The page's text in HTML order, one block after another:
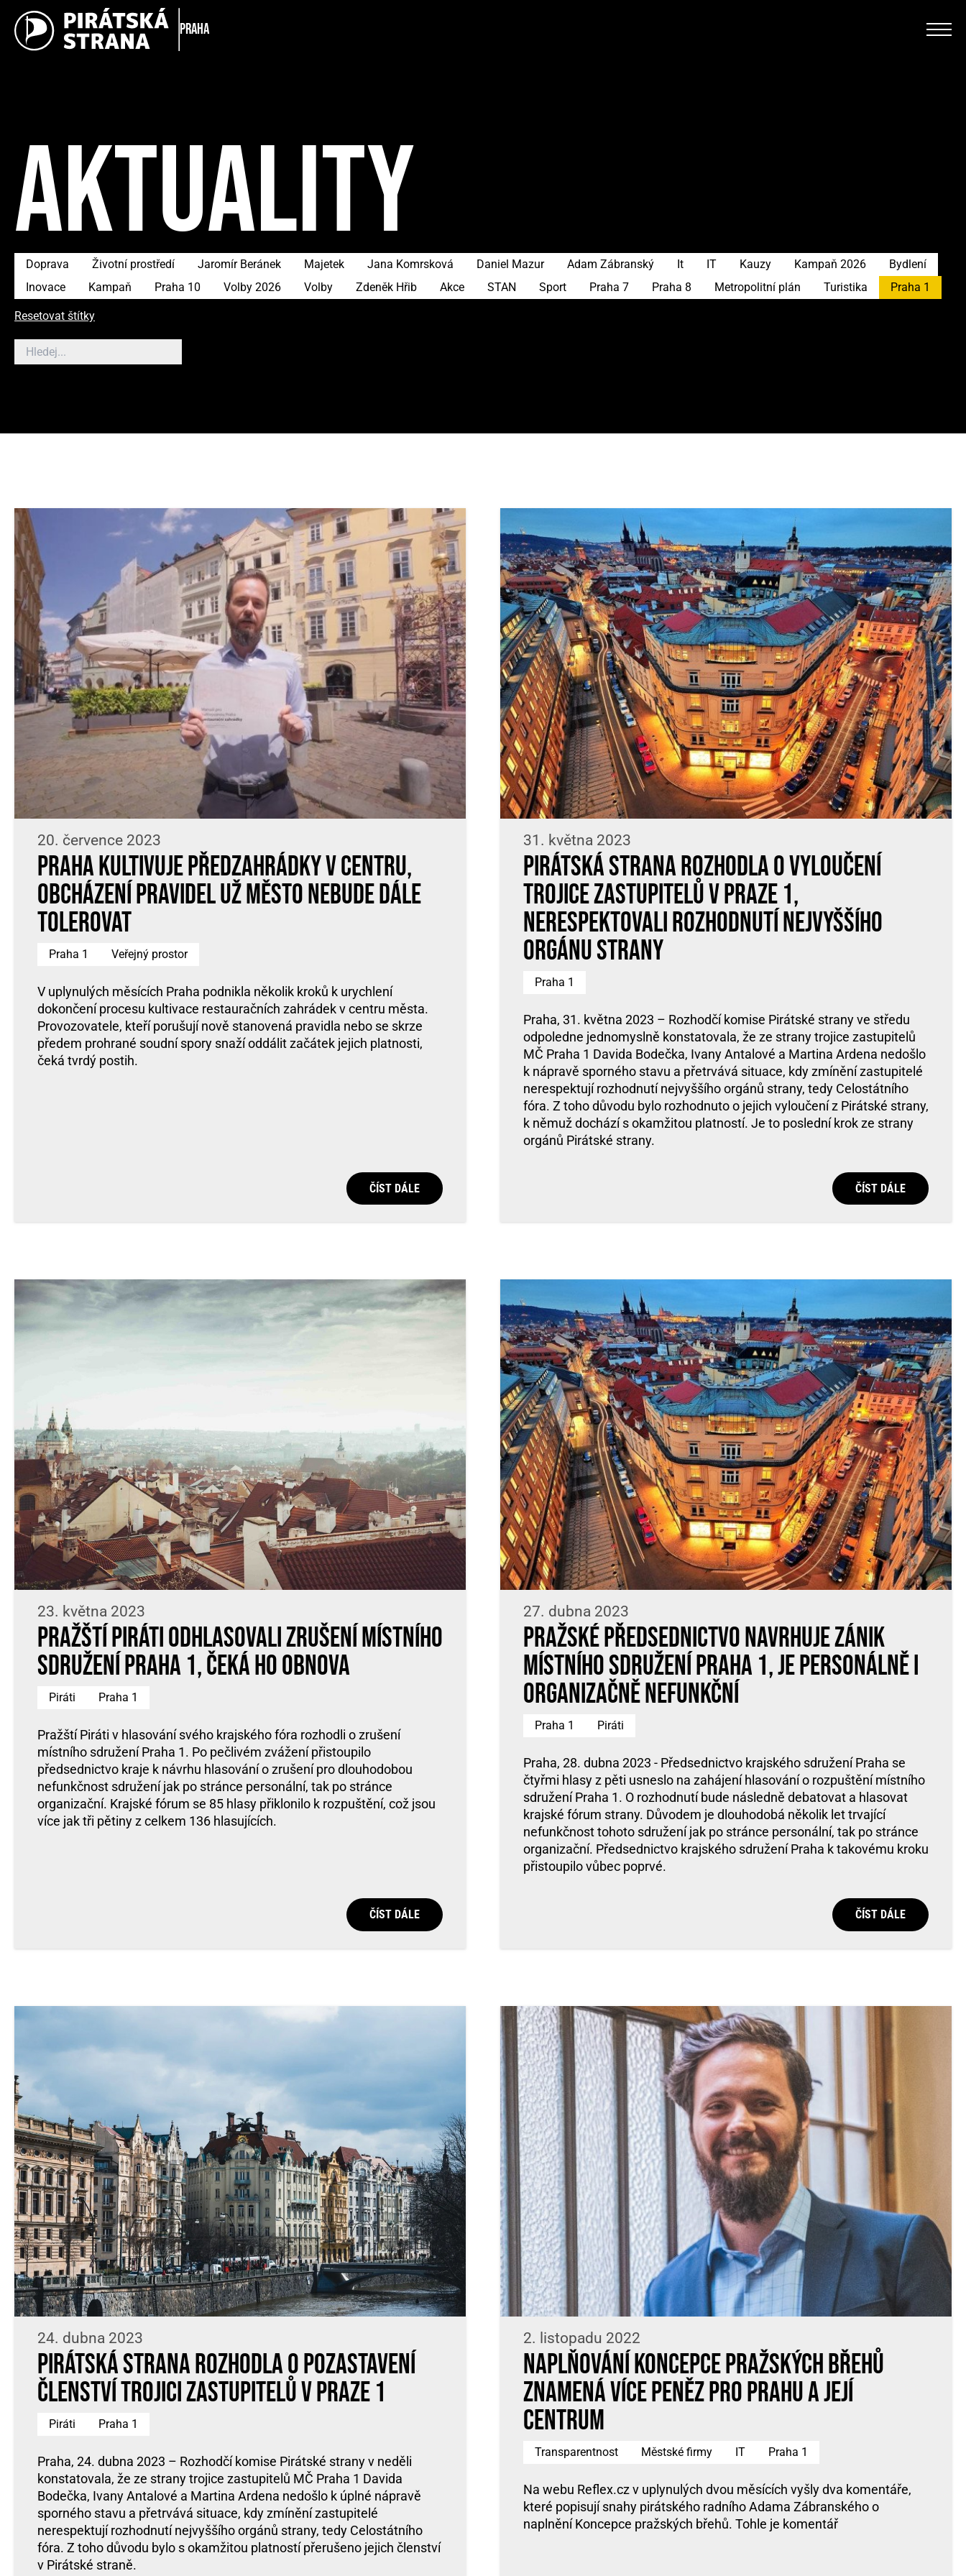
Praha
AKTUALITY
Doprava Životní prostředí Jaromír Beránek Majetek Jana Komrsková Daniel Mazur Adam Zábranský It IT Kauzy Kampaň 2026
Bydlení
Inovace
Kampaň Praha 10 Volby 2026 Volby Zdeněk Hřib Akce STAN Sport Praha 7 Praha 8 Metropolitní plán Turistika Praha 1
Resetovat štítky
20. července 2023
Praha kultivuje předzahrádky v centru,
obcházení pravidel už město nebude dále
tolerovat
Praha 1 Veřejný prostor
V uplynulých měsících Praha podnikla několik kroků k urychlení
dokončení procesu kultivace restauračních zahrádek v centru města.
Provozovatele, kteří porušují nově stanovená pravidla nebo se skrze
předem prohrané soudní spory snaží oddálit začátek jejich platnosti,
čeká tvrdý postih.
ČÍST DÁLE
31. května 2023
Pirátská strana rozhodla o vyloučení
trojice zastupitelů v Praze 1,
nerespektovali rozhodnutí nejvyššího
orgánu strany
Praha 1
Praha, 31. května 2023 – Rozhodčí komise Pirátské strany ve středu
odpoledne jednomyslně konstatovala, že ze strany trojice zastupitelů
MČ Praha 1 Davida Bodečka, Ivany Antalové a Martina Ardena nedošlo
k nápravě sporného stavu a přetrvává situace, kdy zmínění zastupitelé
nerespektují rozhodnutí nejvyššího orgánů strany, tedy Celostátního
fóra. Z toho důvodu bylo rozhodnuto o jejich vyloučení z Pirátské strany,
k němuž dochází s okamžitou platností. Je to poslední krok ze strany
orgánů Pirátské strany.
ČÍST DÁLE
23. května 2023
Pražští Piráti odhlasovali zrušení místního
sdružení Praha 1, čeká ho obnova
Piráti Praha 1
Pražští Piráti v hlasování svého krajského fóra rozhodli o zrušení
místního sdružení Praha 1. Po pečlivém zvážení přistoupilo
předsednictvo kraje k návrhu hlasování o zrušení pro dlouhodobou
nefunkčnost sdružení jak po stránce personální, tak po stránce
organizační. Krajské fórum se 85 hlasy přiklonilo k rozpuštění, což jsou
více jak tři pětiny z celkem 136 hlasujících.
ČÍST DÁLE
27. dubna 2023
Pražské předsednictvo navrhuje zánik
místního sdružení Praha 1, je personálně i
organizačně nefunkční
Praha 1 Piráti
Praha, 28. dubna 2023 - Předsednictvo krajského sdružení Praha se
čtyřmi hlasy z pěti usneslo na zahájení hlasování o rozpuštění místního
sdružení Praha 1. O rozhodnutí bude následně debatovat a hlasovat
krajské fórum strany. Důvodem je dlouhodobá několik let trvající
nefunkčnost tohoto sdružení jak po stránce personální, tak po stránce
organizační. Předsednictvo krajského sdružení Praha k takovému kroku
přistoupilo vůbec poprvé.
ČÍST DÁLE
24. dubna 2023
Pirátská strana rozhodla o pozastavení
členství trojici zastupitelů v Praze 1
Piráti Praha 1
Praha, 24. dubna 2023 – Rozhodčí komise Pirátské strany v neděli
konstatovala, že ze strany trojice zastupitelů MČ Praha 1 Davida
Bodečka, Ivany Antalové a Martina Ardena nedošlo k úplné nápravě
sporného stavu a přetrvává situace, kdy zmínění zastupitelé
nerespektují rozhodnutí nejvyššího orgánů strany, tedy Celostátního
fóra. Z toho důvodu bylo s okamžitou platností přerušeno jejich členství
v Pirátské straně.
2. listopadu 2022
Naplňování Koncepce pražských břehů
znamená více peněz pro Prahu a její
centrum
Transparentnost Městské firmy IT Praha 1
Na webu Reflex.cz v uplynulých dvou měsících vyšly dva komentáře,
které popisují snahy pirátského radního Adama Zábranského o
naplnění Koncepce pražských břehů. Tohle je komentář